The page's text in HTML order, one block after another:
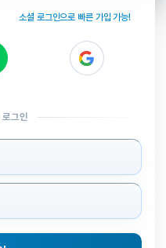
소셜 로그인으로 빠른 가입 가능!
그인